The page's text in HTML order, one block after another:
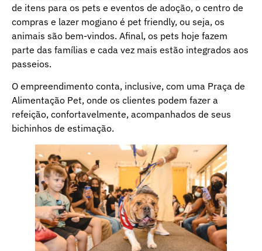
de itens para os pets e eventos de adoção, o centro de
compras e lazer mogiano é pet friendly, ou seja, os
animais são bem-vindos. Afinal, os pets hoje fazem
parte das famílias e cada vez mais estão integrados aos
passeios.
O empreendimento conta, inclusive, com uma Praça de
Alimentação Pet, onde os clientes podem fazer a
refeição, confortavelmente, acompanhados de seus
bichinhos de estimação.